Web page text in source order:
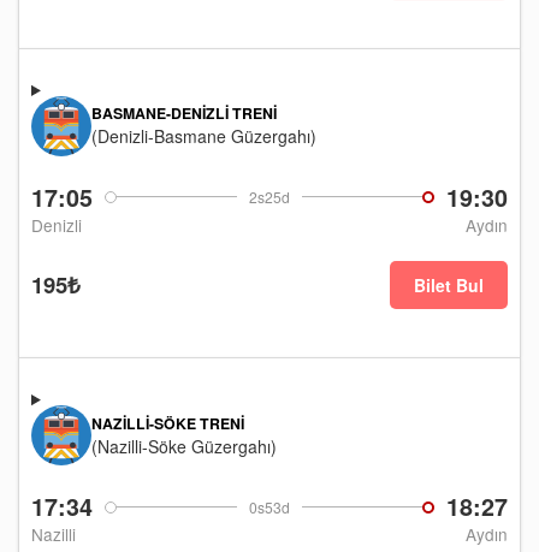
17:05 2s25d 19:30
Denizli Aydın
BASMANE-DENIZLI TRENI
(Denizli-Basmane Güzergahı)
195₺ Bilet Bul
17:34 0s53d 18:27
Nazilli Aydın
NAZILLI-SÖKE TRENI
(Nazilli-Söke Güzergahı)